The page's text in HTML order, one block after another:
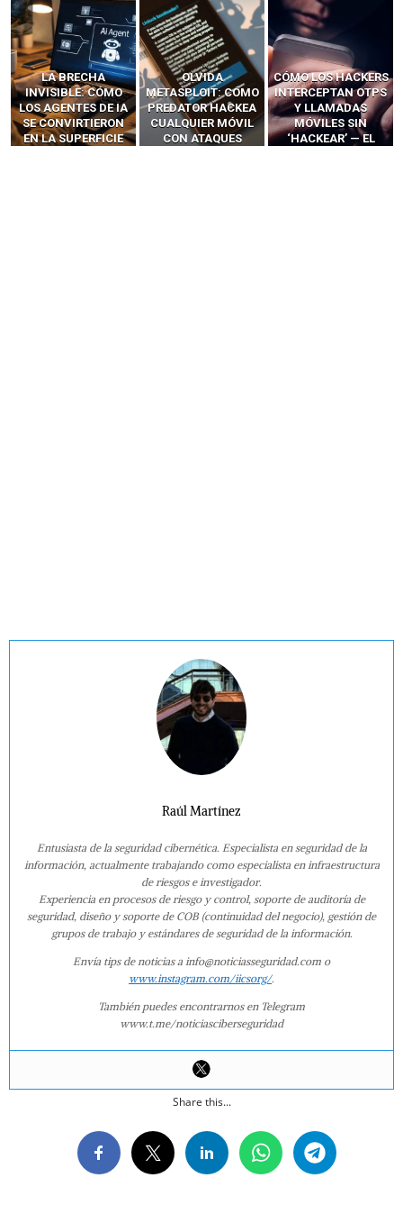
OLVIDA
METASPLOIT: CÓMO
PREDATOR HACKEA
CUALQUIER MÓVIL
CON ATAQUES
CÓMO LOS HACKERS
INTERCEPTAN OTPS
Y LLAMADAS
MÓVILES SIN
‘HACKEAR’ — EL
13 TÉCNICAS
RIDÍCULAMENTE
FÁCILES PARA
HACKEAR Y
EXPLOTAR
Raúl Martínez
Entusiasta de la seguridad cibernética. Especialista en seguridad de la
información, actualmente trabajando como especialista en infraestructura
de riesgos e investigador.
Experiencia en procesos de riesgo y control, soporte de auditoría de
seguridad, diseño y soporte de COB (continuidad del negocio), gestión de
grupos de trabajo y estándares de seguridad de la información.
Envía tips de noticias a info@noticiasseguridad.com o
www.instagram.com/iicsorg/.
También puedes encontrarnos en Telegram
www.t.me/noticiasciberseguridad
Share this...